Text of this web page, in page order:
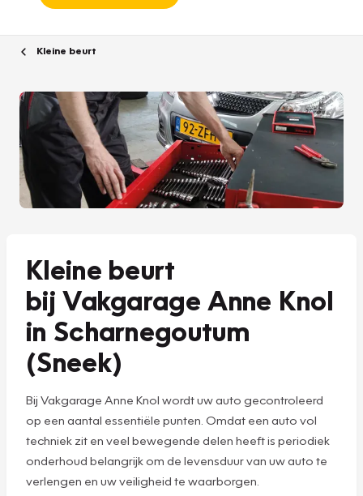
Kleine beurt
Kleine beurt
bij Vakgarage Anne Knol
in Scharnegoutum
(Sneek)
Bij Vakgarage Anne Knol wordt uw auto gecontroleerd
op een aantal essentiële punten. Omdat een auto vol
techniek zit en veel bewegende delen heeft is periodiek
onderhoud belangrijk om de levensduur van uw auto te
verlengen en uw veiligheid te waarborgen.